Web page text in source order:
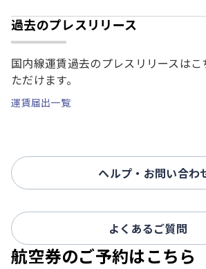
過去のプレスリリース
国内線運賃過去のプレスリリースは
ただけます。
運賃届出一覧
ヘルプ・お問い合わ
よくあるご質問
航空券のご予約はこちら